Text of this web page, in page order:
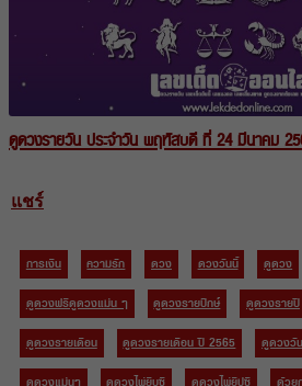
ดูดวงรายวัน ประจำวัน พฤหัสบดี ที่ 24 มีนาคม
แชร์
การเงิน ความรัก ดวง ดวงวันนี้ ดูดวง
ดูดวงฟรีดูดวงแม่น ๆ
ดูดวงรายปักษ์ ดูดวงรายปี
ดูดวงรายเดือน
ดูดวงรายเดือน ปี 2565 ดูดวงวั